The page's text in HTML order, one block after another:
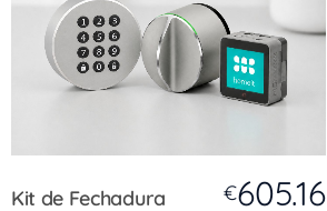
Kit de Fechadura
€605.16